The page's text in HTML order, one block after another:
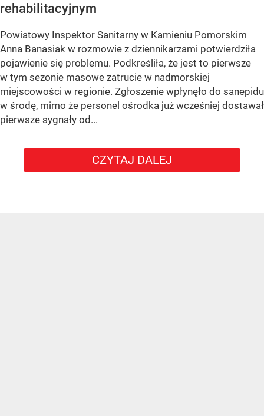
rehabilitacyjnym
Powiatowy Inspektor Sanitarny w Kamieniu Pomorskim
Anna Banasiak w rozmowie z dziennikarzami potwierdziła
pojawienie się problemu. Podkreśliła, że jest to pierwsze
w tym sezonie masowe zatrucie w nadmorskiej
miejscowości w regionie. Zgłoszenie wpłynęło do sanepidu
w środę, mimo że personel ośrodka już wcześniej dostawał
pierwsze sygnały od...
CZYTAJ DALEJ